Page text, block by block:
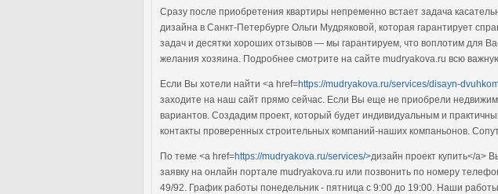
Сразу после приобретения квартиры непременно встает задача
дизайна в Санкт-Петербурге Ольги Мудряковой, которая гарантирует
задач и десятки хороших отзывов — мы гарантируем, что воплотим для
желания хозяина. Подробнее смотрите на сайте mudryakova.ru всю
Если Вы хотели найти <a href=https://mudryakova.ru/services/disayn-
заходите на наш сайт прямо сейчас. Если Вы еще не приобрели
вариантов. Создадим проект, который будет индивидуальным и
контакты проверенных строительных компаний-наших компаньонов.
По теме <a href=https://mudryakova.ru/services/>дизайн проект купить</a>
заявку на онлайн портале mudryakova.ru или позвонить по номеру
49/92. График работы понедельник - пятница с 9:00 до 19:00. Наши